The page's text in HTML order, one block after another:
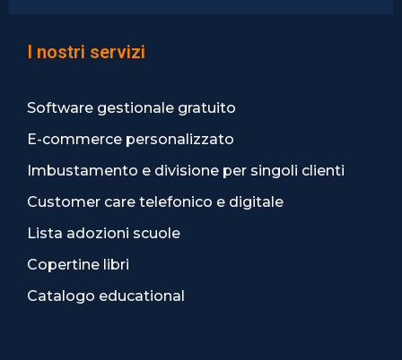
I nostri servizi
Software gestionale gratuito
E-commerce personalizzato
Imbustamento e divisione per singoli clienti
Customer care telefonico e digitale
Lista adozioni scuole
Copertine libri
Catalogo educational